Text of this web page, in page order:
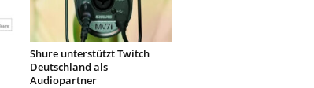
Shure unterstützt Twitch
Deutschland als
Audiopartner